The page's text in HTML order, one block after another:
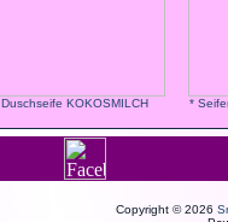
Duschseife KOKOSMILCH *
Copyright © 2026